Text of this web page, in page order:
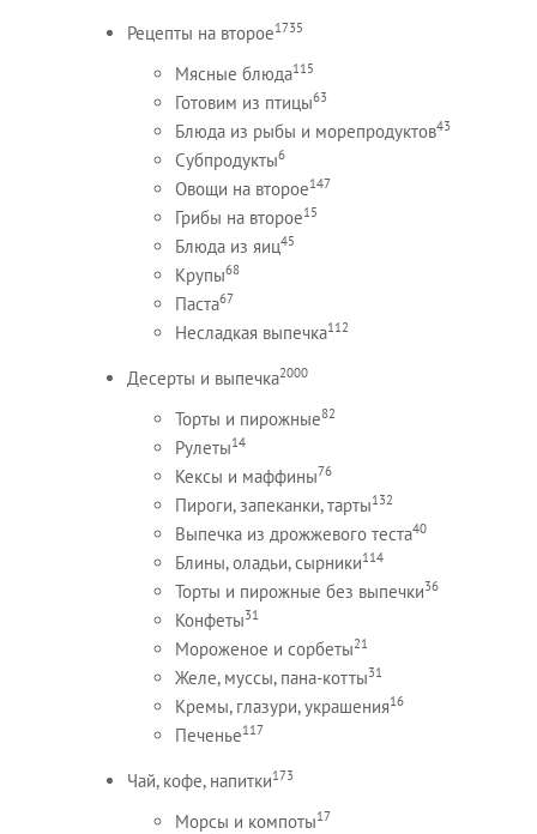
Рецепты на второе1735
Мясные блюда115
Готовим из птицы63
Блюда из рыбы и морепродуктов43
Субпродукты6
Овощи на второе147
Грибы на второе15
Блюда из яиц45
Крупы68
Паста67
Несладкая выпечка112
Десерты и выпечка2000
Торты и пирожные82
Рулеты14
Кексы и маффины76
Пироги, запеканки, тарты132
Выпечка из дрожжевого теста40
Блины, оладьи, сырники114
Торты и пирожные без выпечки36
Конфеты31
Мороженое и сорбеты21
Желе, муссы, пана-котты31
Кремы, глазури, украшения16
Печенье117
Чай, кофе, напитки173
Морсы и компоты17